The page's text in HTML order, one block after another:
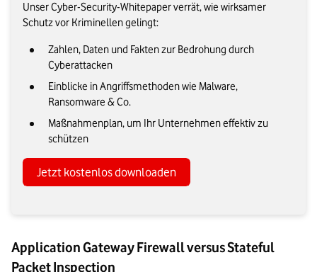
Unser Cyber-Security-Whitepaper verrät, wie wirksamer
Schutz vor Kriminellen gelingt:
Zahlen, Daten und Fakten zur Bedrohung durch
Cyberattacken
Einblicke in Angriffsmethoden wie Malware,
Ransomware & Co.
Maßnahmenplan, um Ihr Unternehmen effektiv zu
schützen
Jetzt kostenlos downloaden
Application Gateway Firewall versus Stateful
Packet Inspection